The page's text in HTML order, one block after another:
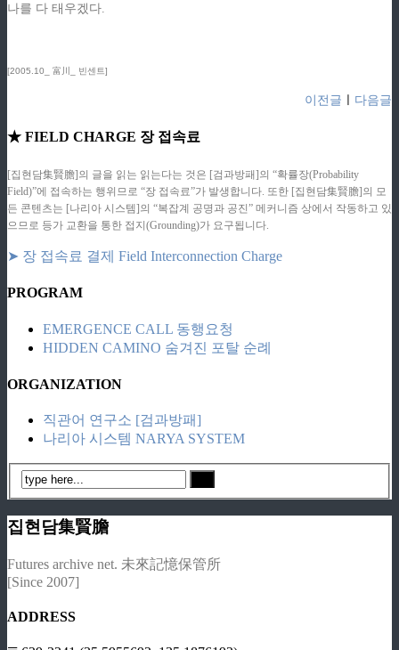
나를 다 태우겠다.
[2005.10_ 富川_ 빈센트]
이전글 다음글
★ FIELD CHARGE 장 접속료
[집현담集賢膽]의 글을 읽는 읽는다는 것은 [검과방패]의 “확률장(Probability
Field)”에 접속하는 행위므로 “장 접속료”가 발생합니다. 또한 [집현담集賢膽]의 모
든 콘텐츠는 [나리아 시스템]의 “복잡계 공명과 공진” 메커니즘 상에서 작동하고 있
으므로 등가 교환을 통한 접지(Grounding)가 요구됩니다.
➤ 장 접속료 결제 Field Interconnection Charge
PROGRAM
EMERGENCE CALL 동행요청
HIDDEN CAMINO 숨겨진 포탈 순례
ORGANIZATION
직관어 연구소 [검과방패]
나리아 시스템 NARYA SYSTEM
집현담集賢膽
Futures archive net. 未來記憶保管所
[Since 2007]
ADDRESS